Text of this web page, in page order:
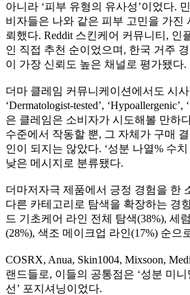
아니라 ‘피부 유형의 유사성’이었다.
비자들은 나와 같은 피부 고민을 가진
뢰했다. Reddit 스킨케어 커뮤니티, 인
인 직접 추천 순이었으며, 한국 거주
이 가장 신뢰도 높은 채널로 평가됐다.
더마 클레임 커뮤니케이션에서도 시
‘Dermatologist-tested’,
은 클레임은 소비자가 시도해볼 만하
수준에서 작동할 뿐, 그 자체가 구매
인이 되지는 않았다. ‘성분 나열% 수
낮은 메시지로 분류됐다.
더마저자극 제품에서 긍정 경험을 한
다른 카테고리로 탐색을 확장하는 경
드 기초케어 라인 전체 탐색(38%), 세
(28%), 색조 메이크업 라인(17%) 순으
COSRX, Anua, Skin1004, Mixsoon,
랜드들로, 이들의 공통점은 ‘성분 미니
선’ 포지셔닝이었다.